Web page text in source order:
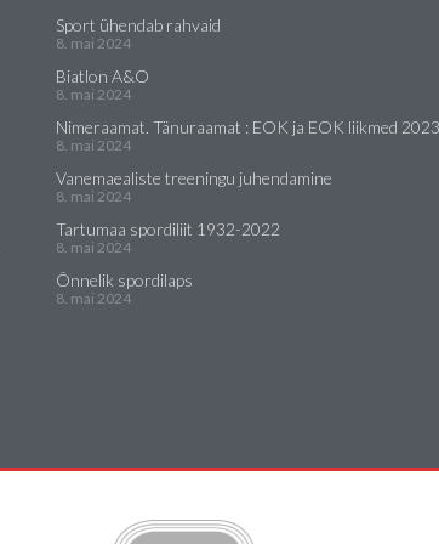
Sport ühendab rahvaid
8. mai 2024
Biatlon A&O
8. mai 2024
Nimeraamat. Tänuraamat : EOK ja EOK liikmed 2023
8. mai 2024
Vanemaealiste treeningu juhendamine
8. mai 2024
Tartumaa spordiliit 1932-2022
8. mai 2024
Õnnelik spordilaps
8. mai 2024